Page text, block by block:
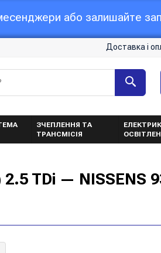
або залишайте
Доставка і
ЗЧЕПЛЕННЯ ТА
ТРАНСМІСІЯ
2.5 TDi — NISSENS